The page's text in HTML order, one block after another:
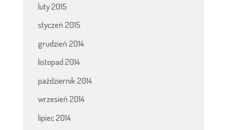
luty 2015
styczeń 2015
grudzień 2014
listopad 2014
październik 2014
wrzesień 2014
lipiec 2014